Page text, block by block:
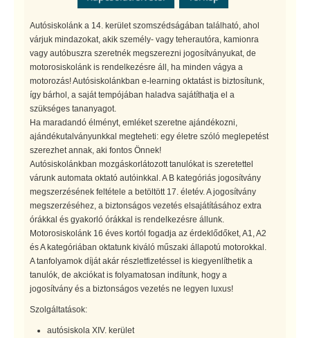
Autósiskolánk a 14. kerület szomszédságában található, ahol
várjuk mindazokat, akik személy- vagy teherautóra, kamionra
vagy autóbuszra szeretnék megszerezni jogosítványukat, de
motorosiskolánk is rendelkezésre áll, ha minden vágya a
motorozás! Autósiskolánkban e-learning oktatást is biztosítunk,
így bárhol, a saját tempójában haladva sajátíthatja el a
szükséges tananyagot.
Ha maradandó élményt, emléket szeretne ajándékozni,
ajándékutalványunkkal megteheti: egy életre szóló meglepetést
szerezhet annak, aki fontos Önnek!
Autósiskolánkban mozgáskorlátozott tanulókat is szeretettel
várunk automata oktató autóinkkal. A B kategóriás jogosítvány
megszerzésének feltétele a betöltött 17. életév. A jogosítvány
megszerzéséhez, a biztonságos vezetés elsajátításához extra
órákkal és gyakorló órákkal is rendelkezésre állunk.
Motorosiskolánk 16 éves kortól fogadja az érdeklődőket, A1, A2
és A kategóriában oktatunk kiváló műszaki állapotú motorokkal.
A tanfolyamok díját akár részletfizetéssel is kiegyenlíthetik a
tanulók, de akciókat is folyamatosan indítunk, hogy a
jogosítvány és a biztonságos vezetés ne legyen luxus!
Szolgáltatások:
autósiskola XIV. kerület